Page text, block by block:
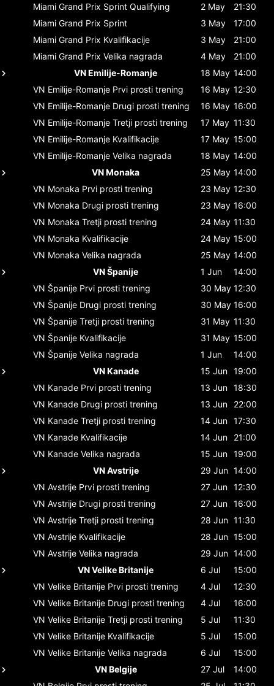
Miami Grand Prix Sprint Qualifying 2 May
21:30
Miami Grand Prix Sprint 3 May
17:00
Miami Grand Prix Kvalifikacije 3 May
21:00
Miami Grand Prix Velika nagrada 4 May
21:00
VN Emilije-Romanje
18 May 14:00
VN Emilije-Romanje Prvi prosti trening 16 May 12:30
VN Emilije-Romanje Drugi prosti trening 16 May 16:00
VN Emilije-Romanje Tretji prosti trening 17 May 11:30
VN Emilije-Romanje Kvalifikacije 17 May 15:00
VN Emilije-Romanje Velika nagrada 18 May 14:00
VN Monaka
25 May 14:00
VN Monaka Prvi prosti trening 23 May 12:30
VN Monaka Drugi prosti trening 23 May 16:00
VN Monaka Tretji prosti trening 24 May 11:30
VN Monaka Kvalifikacije 24 May 15:00
VN Monaka Velika nagrada 25 May 14:00
VN Španije
1 Jun
14:00
VN Španije Prvi prosti trening 30 May 12:30
VN Španije Drugi prosti trening 30 May 16:00
VN Španije Tretji prosti trening 31 May 11:30
VN Španije Kvalifikacije 31 May 15:00
VN Španije Velika nagrada 1 Jun
14:00
VN Kanade
15 Jun 19:00
VN Kanade Prvi prosti trening 13 Jun 18:30
VN Kanade Drugi prosti trening 13 Jun
22:00
VN Kanade Tretji prosti trening 14 Jun 17:30
VN Kanade Kvalifikacije 14 Jun
21:00
VN Kanade Velika nagrada 15 Jun 19:00
VN Avstrije
29 Jun 14:00
VN Avstrije Prvi prosti trening 27 Jun 12:30
VN Avstrije Drugi prosti trening 27 Jun 16:00
VN Avstrije Tretji prosti trening 28 Jun 11:30
VN Avstrije Kvalifikacije 28 Jun 15:00
VN Avstrije Velika nagrada 29 Jun 14:00
VN Velike Britanije
6 Jul
15:00
VN Velike Britanije Prvi prosti trening 4 Jul
12:30
VN Velike Britanije Drugi prosti trening 4 Jul
16:00
VN Velike Britanije Tretji prosti trening 5 Jul
11:30
VN Velike Britanije Kvalifikacije 5 Jul
15:00
VN Velike Britanije Velika nagrada 6 Jul
15:00
VN Belgije
27 Jul
14:00